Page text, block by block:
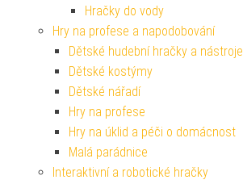
Hračky do vody
Hry na profese a napodobování
Dětské hudební hračky a nástroje
Dětské kostýmy
Dětské nářadí
Hry na profese
Hry na úklid a péči o domácnost
Malá parádnice
Interaktivní a robotické hračky